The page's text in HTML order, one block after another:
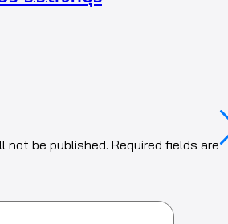
not be published. Required fields are